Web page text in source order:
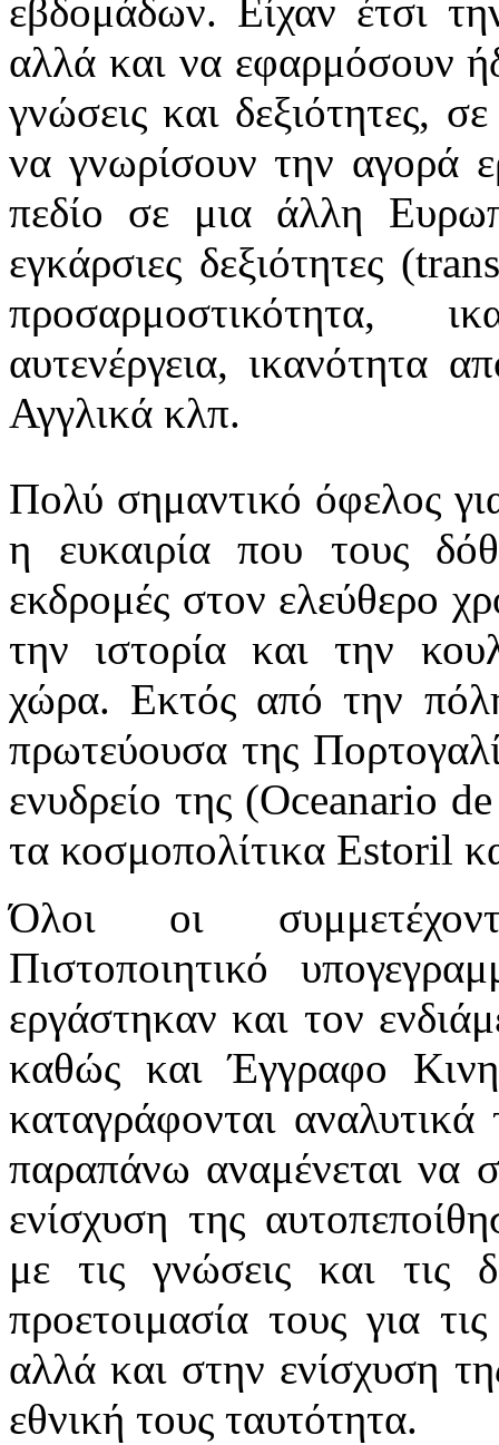
εβδομάδων. Είχαν έτσι
αλλά και να εφαρμόσουν
γνώσεις και δεξιότητες,
να γνωρίσουν την αγορά
πεδίο σε μια άλλη
εγκάρσιες δεξιότητες
προσαρμοστικότητα,
αυτενέργεια, ικανότητα
Αγγλικά κλπ.
Πολύ σημαντικό όφελος
η ευκαιρία που τους
εκδρομές στον ελεύθερο
την ιστορία και την
χώρα. Εκτός από την
πρωτεύουσα της
ενυδρείο της (Oceanario
τα κοσμοπολίτικα Estoril
Όλοι οι
Πιστοποιητικό
εργάστηκαν και τον
καθώς και Έγγραφο
καταγράφονται
παραπάνω αναμένεται να
ενίσχυση της
με τις γνώσεις και τις
προετοιμασία τους για
αλλά και στην ενίσχυση
εθνική τους ταυτότητα.